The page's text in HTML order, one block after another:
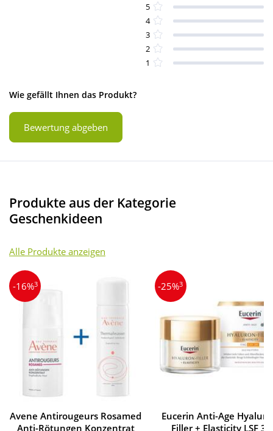
5
4
3
2
1
Wie gefällt Ihnen das Produkt?
Bewertung abgeben
Produkte aus der Kategorie
Geschenkideen
Alle Produkte anzeigen
-16%3
Avene Antirougeurs Rosamed
Anti-Rötungen Konzentrat
-25%3
Eucerin Anti-Age
Filler + Elasticity LSF 30